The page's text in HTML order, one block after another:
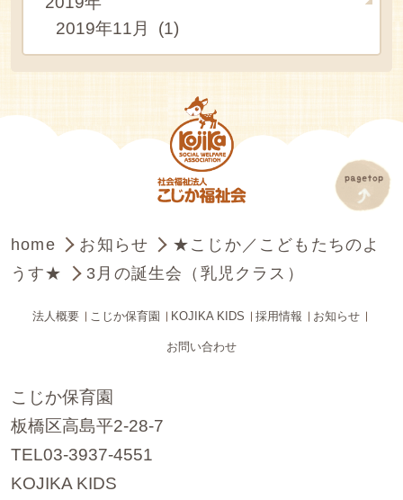
2019年11月 (1)
home お知らせ
★こじか／こどもたちのよ
うす★
3月の誕生会（乳児クラス）
法人概要 こじか保育園 KOJIKA KIDS 採用情報 お知らせ
お問い合わせ
こじか保育園
板橋区高島平2-28-7
TEL03-3937-4551
KOJIKA KIDS